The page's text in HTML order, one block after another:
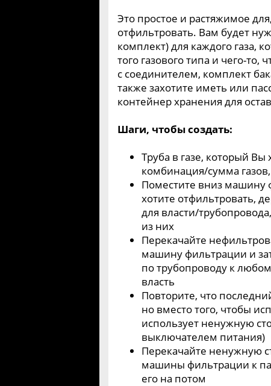
Это простое и растяжимое
отфильтровать. Вам будет
комплект) для каждого газа,
того газового типа и чего-
с соединителем, комплект
также захотите иметь или
контейнер хранения для
Шаги, чтобы создать:
Труба в газе, который
комбинация/сумма
Поместите вниз машину
хотите отфильтровать,
для власти/
из них
Перекачайте
машину фильтрации и
по трубопроводу к
власть
Повторите, что
но вместо того, чтобы
использует ненужную
выключателем питания)
Перекачайте ненужную
машины фильтрации к
его на потом